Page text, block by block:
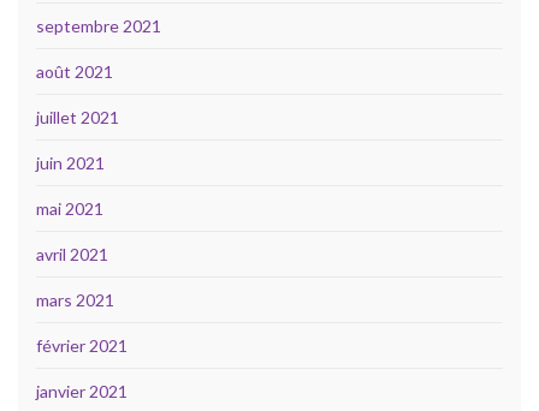
septembre 2021
août 2021
juillet 2021
juin 2021
mai 2021
avril 2021
mars 2021
février 2021
janvier 2021